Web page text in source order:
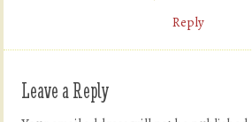
Reply
Leave a Reply